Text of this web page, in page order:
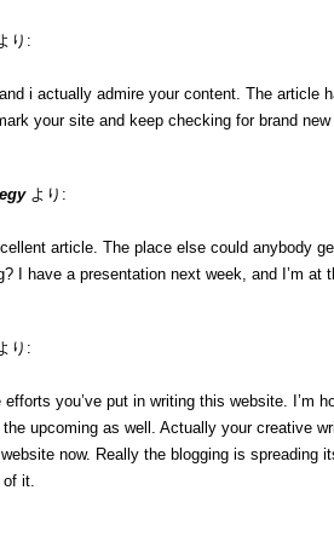
り:
i actually admire your content. The article
your site and keep checking for brand
より:
article. The place else could anybody
I have a presentation next week, and I’m at
り:
you’ve put in writing this website. I’m
upcoming as well. Actually your creative
now. Really the blogging is spreading
it.